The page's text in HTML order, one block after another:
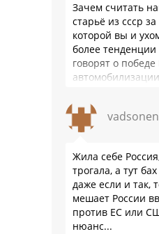
Зачем считать
старьё из ссср
которой вы и
более тенденции
говорят о
vadsonen
Жила себе
трогала, а тут
даже если и так,
мешает России
против ЕС или
нюанс...